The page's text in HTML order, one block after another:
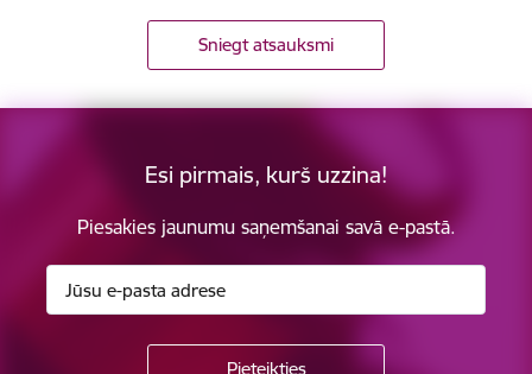
Sniegt atsauksmi
Esi pirmais, kurš uzzina!
Piesakies jaunumu saņemšanai savā e-pastā.